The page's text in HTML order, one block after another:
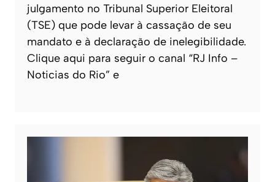
julgamento no Tribunal Superior Eleitoral
(TSE) que pode levar à cassação de seu
mandato e à declaração de inelegibilidade.
Clique aqui para seguir o canal “RJ Info –
Noticias do Rio” e